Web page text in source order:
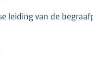
leiding van de